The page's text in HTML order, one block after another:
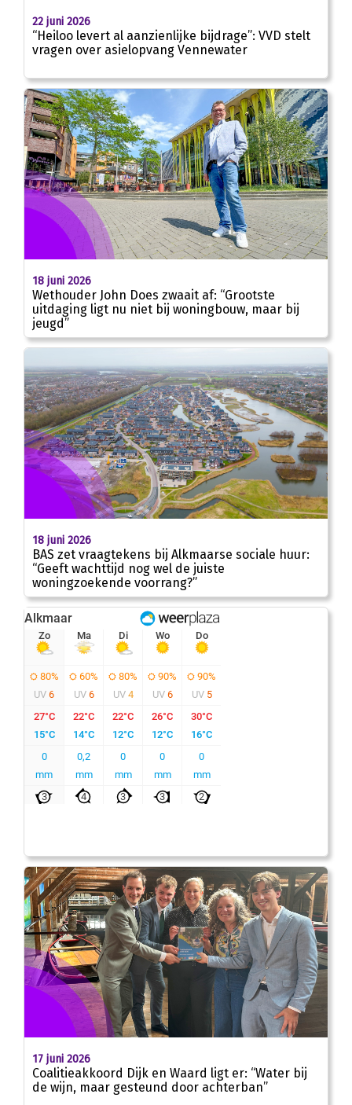
22 juni 2026
“Heiloo levert al aanzienlijke bijdrage”: VVD stelt
vragen over asielopvang Vennewater
18 juni 2026
Wethouder John Does zwaait af: “Grootste
uitdaging ligt nu niet bij woningbouw, maar bij
jeugd”
18 juni 2026
BAS zet vraagtekens bij Alkmaarse sociale huur:
“Geeft wachttijd nog wel de juiste
woningzoekende voorrang?”
17 juni 2026
Coalitieakkoord Dijk en Waard ligt er: “Water bij
de wijn, maar gesteund door achterban”